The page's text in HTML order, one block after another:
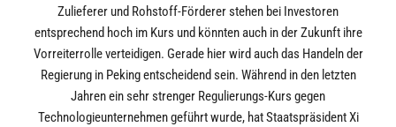
Zulieferer und Rohstoff-Förderer stehen bei Investoren
entsprechend hoch im Kurs und könnten auch in der Zukunft ihre
Vorreiterrolle verteidigen. Gerade hier wird auch das Handeln der
Regierung in Peking entscheidend sein. Während in den letzten
Jahren ein sehr strenger Regulierungs-Kurs gegen
Technologieunternehmen geführt wurde, hat Staatspräsident Xi